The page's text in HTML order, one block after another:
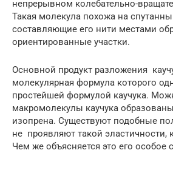
непрерывном колебательно-
Такая молекула похожа на
составляющие его нити местами
ориентированные участки.
Основной продукт разложения
молекулярная формула которого
простейшей формулой каучука.
макромолекулы каучука
изопрена. Существуют подобные
не проявляют такой эластичности,
Чем же объясняется это его особое